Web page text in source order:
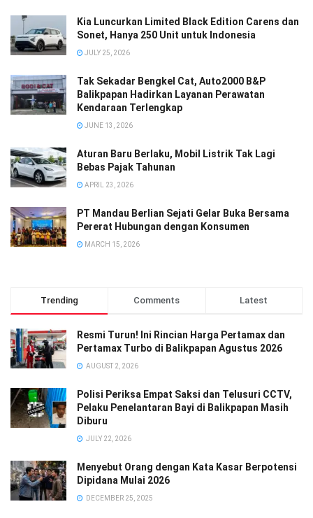
Kia Luncurkan Limited Black Edition Carens dan
Sonet, Hanya 250 Unit untuk Indonesia
JULY 25, 2026
Tak Sekadar Bengkel Cat, Auto2000 B&P
Balikpapan Hadirkan Layanan Perawatan
Kendaraan Terlengkap
JUNE 13, 2026
Aturan Baru Berlaku, Mobil Listrik Tak Lagi
Bebas Pajak Tahunan
APRIL 23, 2026
PT Mandau Berlian Sejati Gelar Buka Bersama
Pererat Hubungan dengan Konsumen
MARCH 15, 2026
Trending Comments Latest
Resmi Turun! Ini Rincian Harga Pertamax dan
Pertamax Turbo di Balikpapan Agustus 2026
AUGUST 2, 2026
Polisi Periksa Empat Saksi dan Telusuri CCTV,
Pelaku Penelantaran Bayi di Balikpapan Masih
Diburu
JULY 22, 2026
Menyebut Orang dengan Kata Kasar Berpotensi
Dipidana Mulai 2026
DECEMBER 25, 2025